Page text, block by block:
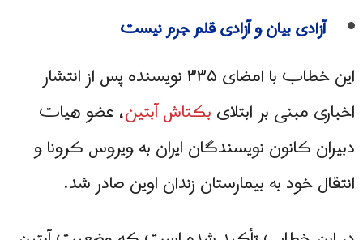
آزادی بیان و آزادی قلم جرم نیست
این خطاب با امضای ۳۳۵ نویسنده پس از انتشار
اخباری مبنی بر ابتلایبکتاش آبتین، عضو هیات
دبیران کانون نویسندگان ایران به ویروس کرونا و
انتقال خود به بیمارستان زندان اوین صادر شد.